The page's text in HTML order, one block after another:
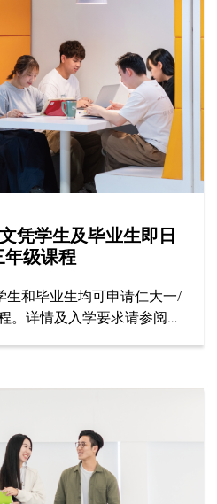
凭学生及毕业生即日
级课程
生和毕业生均可申请仁大一/
。详情及入学要求请参阅招